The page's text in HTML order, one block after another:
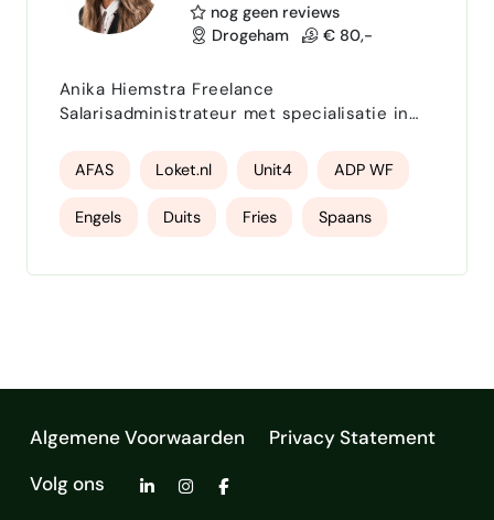
nog geen reviews
Drogeham
€ 80,-
Anika Hiemstra Freelance
Salarisadministrateur met specialisatie in
Salarisadministrateur | Procesverbeteraar |
NIRPA RPP | 7 JR SA- ervaring | NMBRS | HR
CORE | ADP WF | AFAS | nuchter, oprecht,
gemotiveerde en ondernemende
AFAS Loket.nl Unit4 ADP WF
Engels Duits Fries Spaans
Algemene Voorwaarden
Privacy Statement
Volg ons